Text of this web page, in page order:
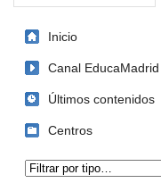
Inicio
Canal EducaMadrid
Últimos contenidos
Centros